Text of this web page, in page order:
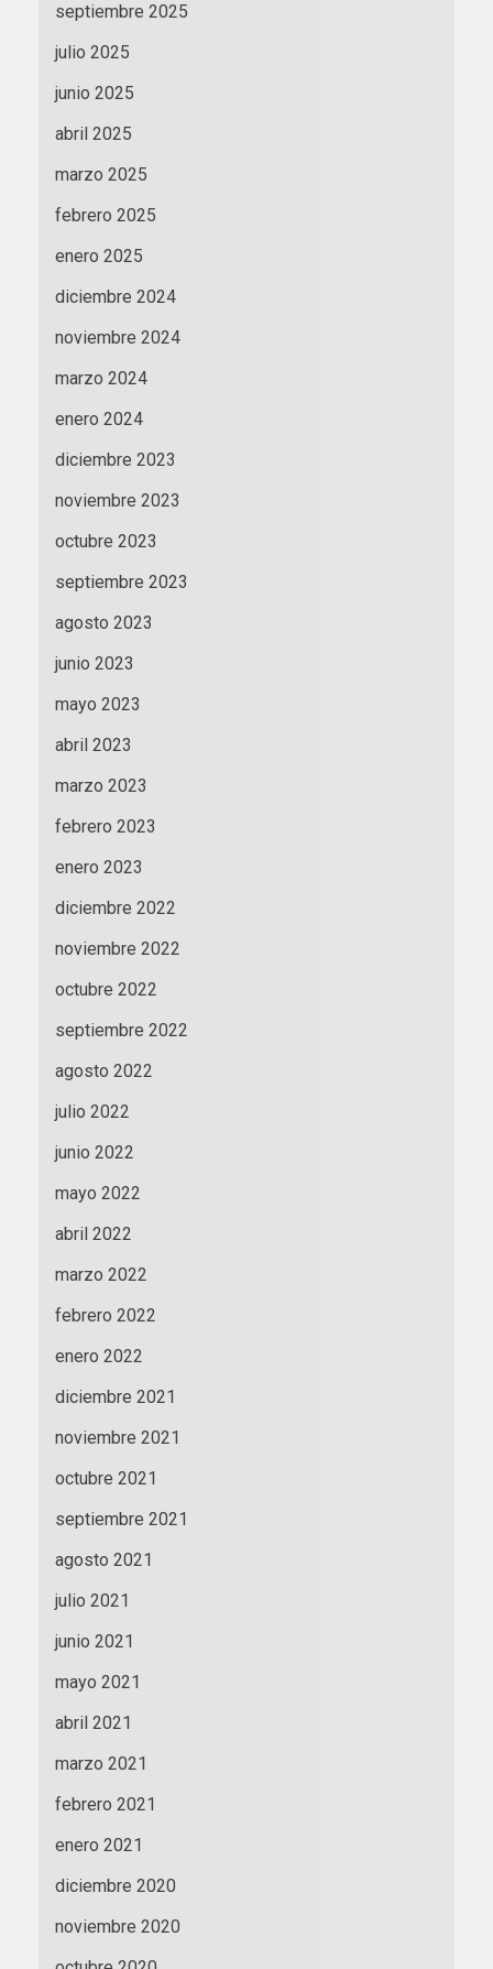
septiembre 2025
julio 2025
junio 2025
abril 2025
marzo 2025
febrero 2025
enero 2025
diciembre 2024
noviembre 2024
marzo 2024
enero 2024
diciembre 2023
noviembre 2023
octubre 2023
septiembre 2023
agosto 2023
junio 2023
mayo 2023
abril 2023
marzo 2023
febrero 2023
enero 2023
diciembre 2022
noviembre 2022
octubre 2022
septiembre 2022
agosto 2022
julio 2022
junio 2022
mayo 2022
abril 2022
marzo 2022
febrero 2022
enero 2022
diciembre 2021
noviembre 2021
octubre 2021
septiembre 2021
agosto 2021
julio 2021
junio 2021
mayo 2021
abril 2021
marzo 2021
febrero 2021
enero 2021
diciembre 2020
noviembre 2020